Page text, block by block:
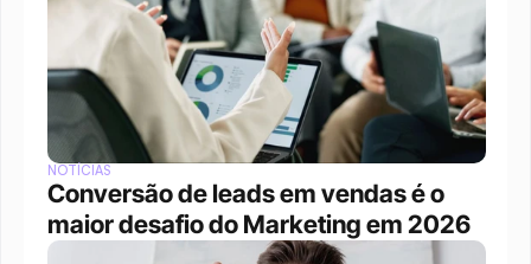
NOTÍCIAS
Conversão de leads em vendas é o
maior desafio do Marketing em 2026